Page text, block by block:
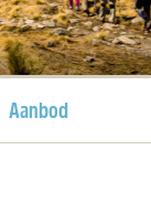
Aanbod